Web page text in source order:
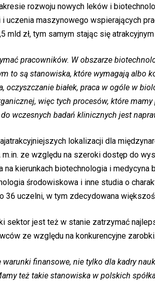
rozwoju nowych leków i
uczenia maszynowego wspierających
mld zł, tym samym stając się
pracowników. W obszarze
to są stanowiska, które wymagają albo
oczyszczanie białek, praca w ogóle w
więc tych procesów, które
wczesnych badań klinicznych jest
lokalizacji dla
ze względu na szeroki dostęp do
na kierunkach biotechnologia i
środowiskowa i inne studia o
36 uczelni, w tym zdecydowana
sektor jest też w stanie zatrzymać
ze względu na konkurencyjne zarobki.
finansowe, nie tylko dla kadry
też takie stanowiska w polskich